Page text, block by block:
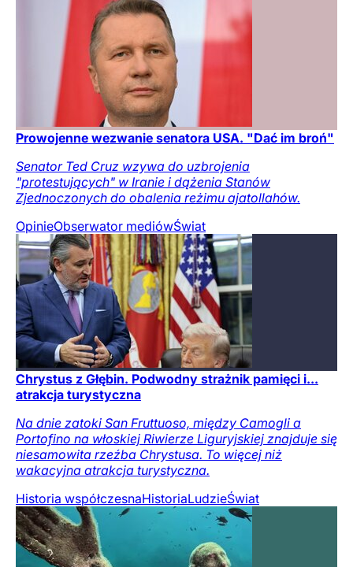
Prowojenne wezwanie senatora USA. "Dać im broń"
Senator Ted Cruz wzywa do uzbrojenia
"protestujących" w Iranie i dążenia Stanów
Zjednoczonych do obalenia reżimu ajatollahów.
OpinieObserwator mediówŚwiat
Chrystus z Głębin. Podwodny strażnik pamięci i...
atrakcja turystyczna
Na dnie zatoki San Fruttuoso, między Camogli a
Portofino na włoskiej Riwierze Liguryjskiej znajduje się
niesamowita rzeźba Chrystusa. To więcej niż
wakacyjna atrakcja turystyczna.
Historia współczesnaHistoriaLudzieŚwiat